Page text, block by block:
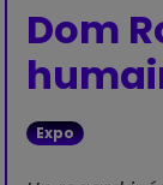
Dom
Expo